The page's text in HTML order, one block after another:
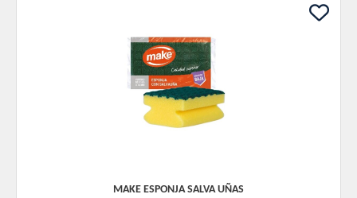
MAKE ESPONJA SALVA UÑAS